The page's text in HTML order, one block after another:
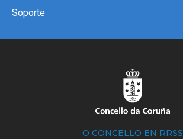
Soporte
O CONCELLO EN RRSS